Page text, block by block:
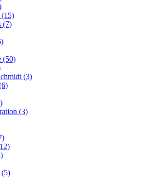
(15)
(7)
(50)
(3)
(3)
(5)